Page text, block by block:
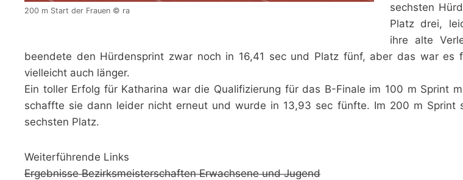
200 m Start der Frauen © ra
sechsten
Platz drei,
ihre alte
beendete den Hürdensprint zwar noch in 16,41 sec und Platz fünf, aber das war es
vielleicht auch länger.
Ein toller Erfolg für Katharina war die Qualifizierung für das B-Finale im 100 m Sprint
schaffte sie dann leider nicht erneut und wurde in 13,93 sec fünfte. Im 200 m Sprint
sechsten Platz.
Weiterführende Links
Ergebnisse Bezirksmeisterschaften Erwachsene und Jugend